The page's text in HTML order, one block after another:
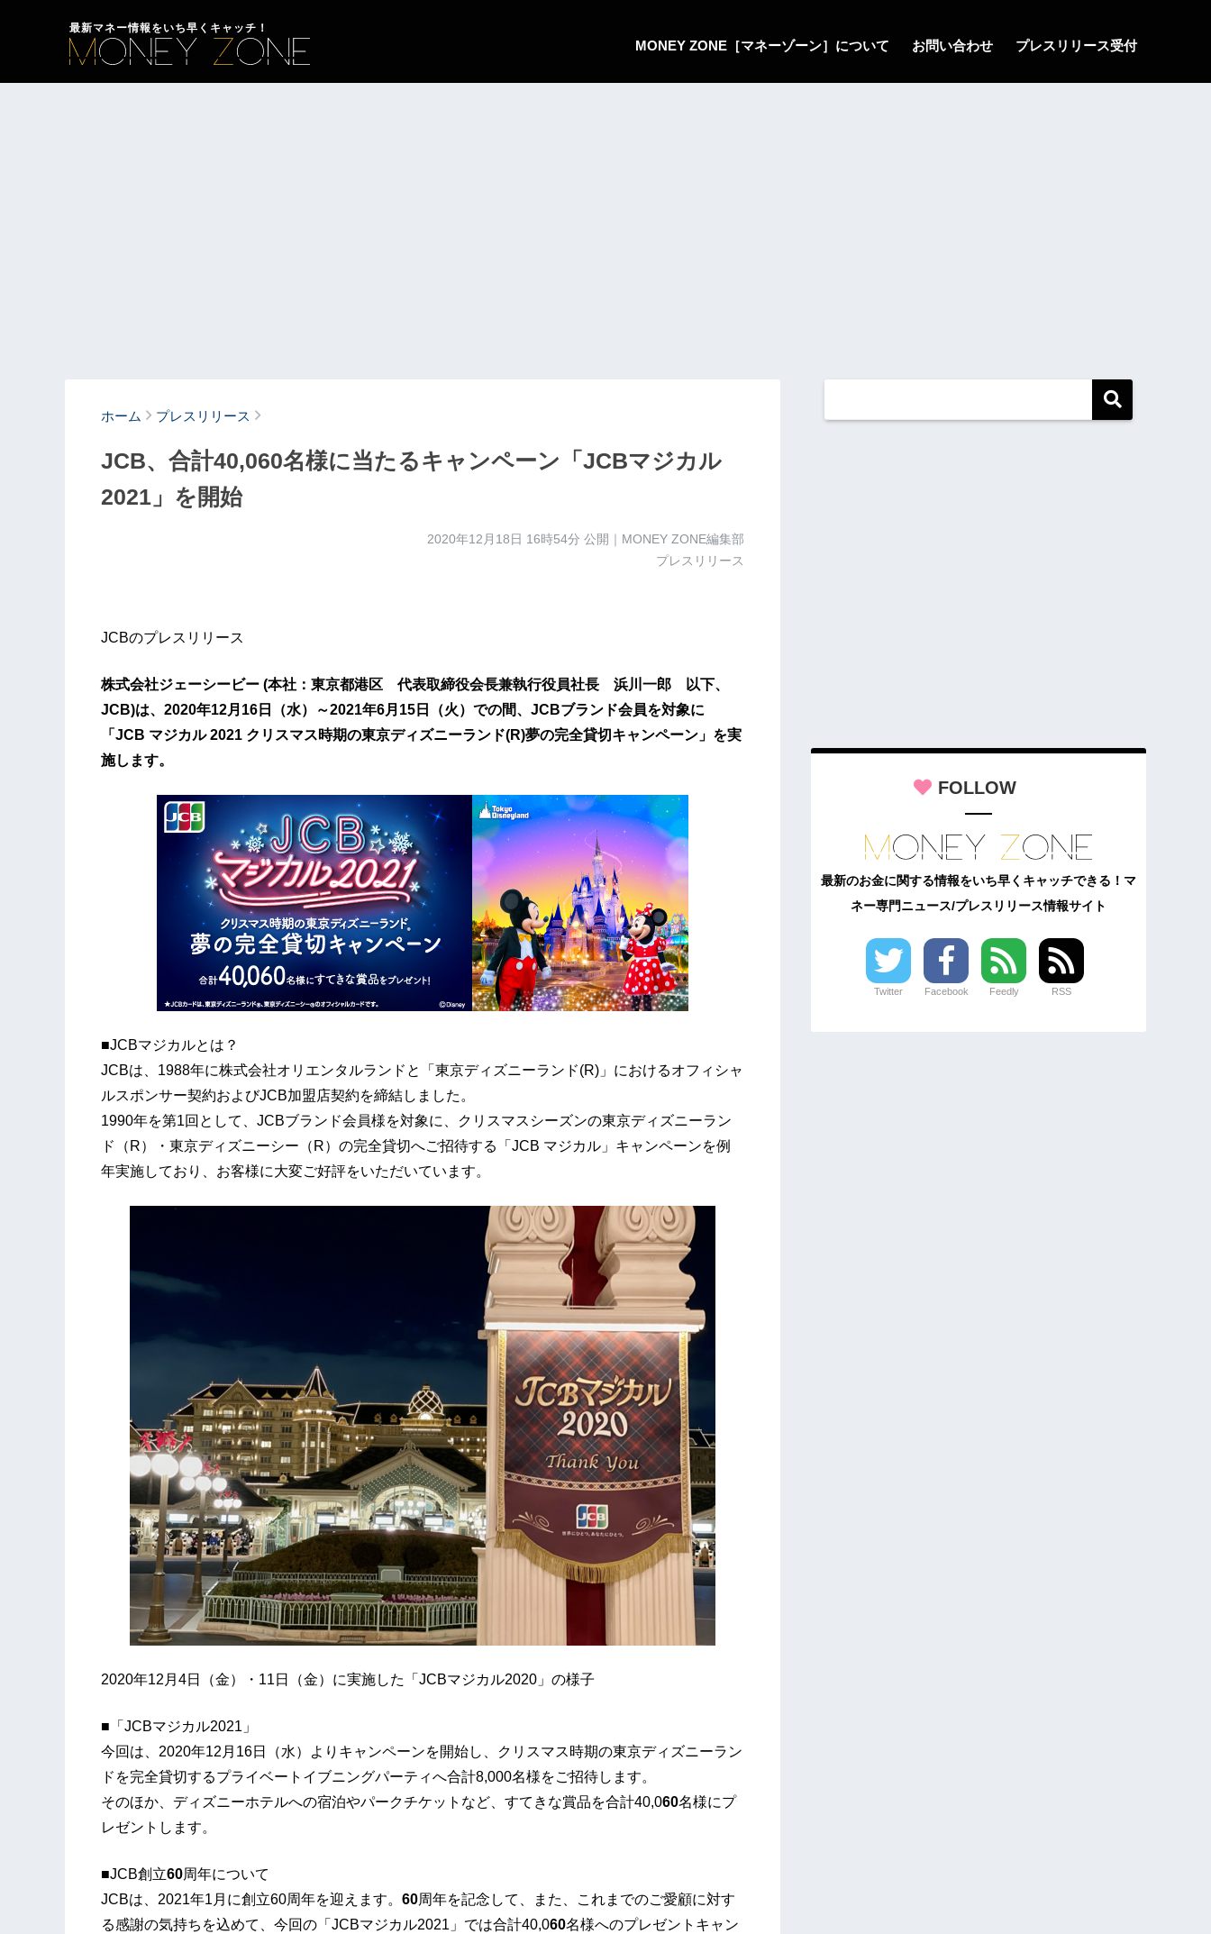
最新マネー情報をいち早くキャッチ！
MONEY ZONE［マネーゾーン］について お問い合わせ プレスリリース受付
ホーム プレスリリース
JCB、合計40,060名様に当たるキャンペーン「JCBマジカル
2021」を開始
2020年12月18日 16時54分 公開｜MONEY ZONE編集部
プレスリリース
JCBのプレスリリース
株式会社ジェーシービー (本社：東京都港区 代表取締役会長兼執行役員社長 浜川一郎 以下、
JCB)は、2020年12月16日（水）～2021年6月15日（火）での間、JCBブランド会員を対象に
「JCB マジカル 2021 クリスマス時期の東京ディズニーランド(R)夢の完全貸切キャンペーン」を実
施します。
■JCBマジカルとは？
JCBは、1988年に株式会社オリエンタルランドと「東京ディズニーランド(R)」におけるオフィシャ
ルスポンサー契約およびJCB加盟店契約を締結しました。
1990年を第1回として、JCBブランド会員様を対象に、クリスマスシーズンの東京ディズニーラン
ド（R）・東京ディズニーシー（R）の完全貸切へご招待する「JCB マジカル」キャンペーンを例
年実施しており、お客様に大変ご好評をいただいています。
2020年12月4日（金）・11日（金）に実施した「JCBマジカル2020」の様子
■「JCBマジカル2021」
今回は、2020年12月16日（水）よりキャンペーンを開始し、クリスマス時期の東京ディズニーラン
ドを完全貸切するプライベートイブニングパーティへ合計8,000名様をご招待します。
そのほか、ディズニーホテルへの宿泊やパークチケットなど、すてきな賞品を合計40,060名様にプ
レゼントします。
■JCB創立60周年について
JCBは、2021年1月に創立60周年を迎えます。 60周年を記念して、また、これまでのご愛顧に対す
る感謝の気持ちを込めて、今回の「JCBマジカル2021」では合計40,060名様へのプレゼントキャン
FOLLOW
最新のお金に関する情報をいち早くキャッチできる！マ
ネー専門ニュース/プレスリリース情報サイト
Twitter Facebook Feedly RSS